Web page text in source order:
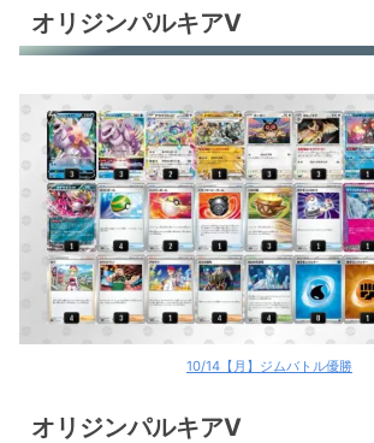
オリジンパルキアV
10/14【月】ジムバトル優勝
オリジンパルキアV